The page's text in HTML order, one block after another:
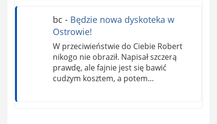
bc - Będzie nowa dyskoteka w
Ostrowie!
W przeciwieństwie do Ciebie Robert
nikogo nie obraził. Napisał szczerą
prawdę, ale fajnie jest się bawić
cudzym kosztem, a potem…